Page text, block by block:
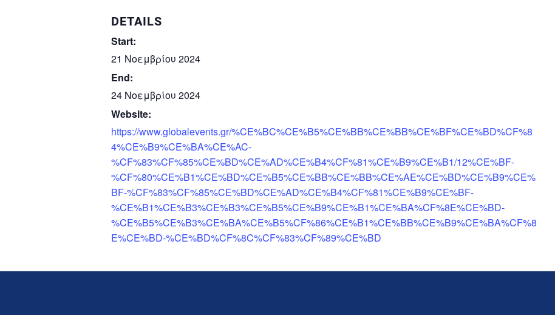
DETAILS
Start:
21 Νοεμβρίου 2024
End:
24 Νοεμβρίου 2024
Website:
https://www.globalevents.gr/%CE%BC%CE%B5%CE%BB%CE%BB%CE%BF%CE%BD%CF%8
4%CE%B9%CE%BA%CE%AC-
%CF%83%CF%85%CE%BD%CE%AD%CE%B4%CF%81%CE%B9%CE%B1/12%CE%BF-
%CF%80%CE%B1%CE%BD%CE%B5%CE%BB%CE%BB%CE%AE%CE%BD%CE%B9%CE%
BF-%CF%83%CF%85%CE%BD%CE%AD%CE%B4%CF%81%CE%B9%CE%BF-
%CE%B1%CE%B3%CE%B3%CE%B5%CE%B9%CE%B1%CE%BA%CF%8E%CE%BD-
%CE%B5%CE%B3%CE%BA%CE%B5%CF%86%CE%B1%CE%BB%CE%B9%CE%BA%CF%8
E%CE%BD-%CE%BD%CF%8C%CF%83%CF%89%CE%BD